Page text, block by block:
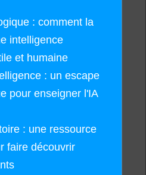
: comment la
intelligence
et humaine
: un escape
pour enseigner l'IA
: une ressource
faire découvrir